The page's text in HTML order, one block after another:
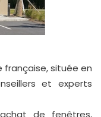
française, située en
et experts
de fenêtres,